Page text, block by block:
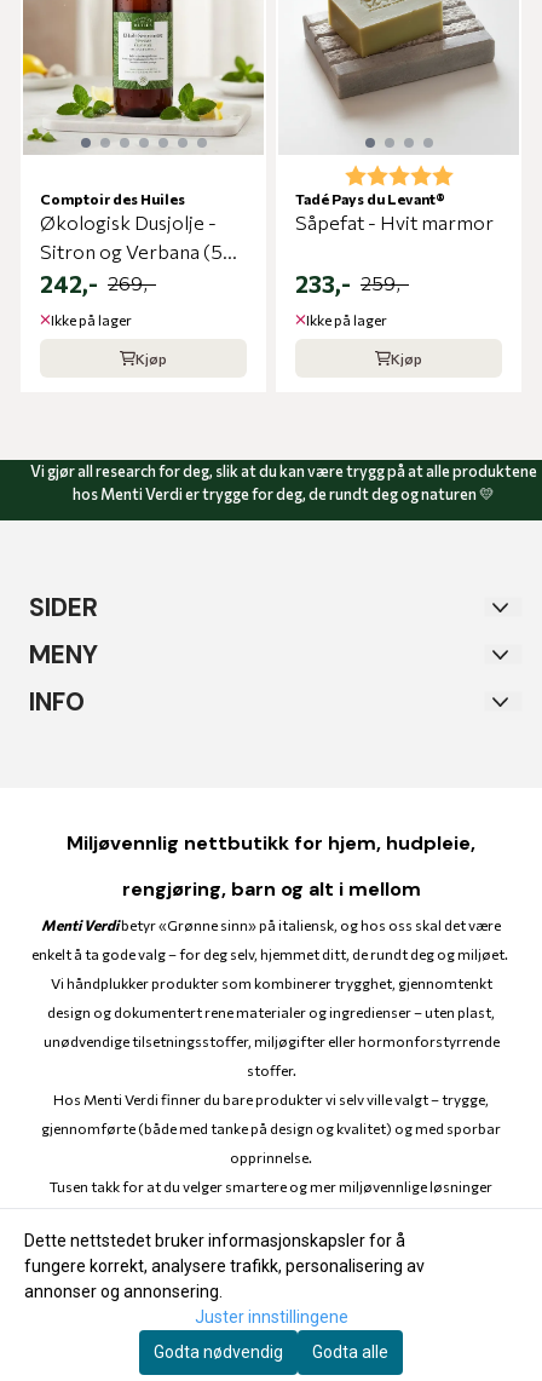
Comptoir des Huiles
Økologisk Dusjolje -
Sitron og Verbana (500
ml)
242,- 269,-
Ikke på lager
Kjøp
Karakter: 5.0 av 5
Tadé Pays du Levant®
Såpefat - Hvit marmor
233,- 259,-
Ikke på lager
Kjøp
Vi gjør all research for deg, slik at du kan være trygg på at alle produktene
hos Menti Verdi er trygge for deg, de rundt deg og naturen 💛
SIDER
Sertifiseringer
Nyhetsbrev
Salg og Tilbud
Kontakt oss
Personvern
Salgsbetingelser
MENY
Sertifiseringer
Hjem
Kontakt oss
Bedriftstilbud
INFO
Tlf:40600604
post@mentiverdi.com
Miljøvennlig nettbutikk for hjem, hudpleie,
rengjøring, barn og alt i mellom
Menti Verdibetyr «Grønne sinn» på italiensk, og hos oss skal det være
enkelt å ta gode valg – for deg selv, hjemmet ditt, de rundt deg og miljøet.
Vi håndplukker produkter som kombinerer trygghet, gjennomtenkt
design og dokumentert rene materialer og ingredienser – uten plast,
unødvendige tilsetningsstoffer, miljøgifter eller hormonforstyrrende
stoffer.
Hos Menti Verdi finner du bare produkter vi selv ville valgt – trygge,
gjennomførte (både med tanke på design og kvalitet) og med sporbar
opprinnelse.
Tusen takk for at du velger smartere og mer miljøvennlige løsninger
📲 Få tips til en mer miljøsnill hverdag i feeden
din:
Dette nettstedet bruker informasjonskapsler for å
fungere korrekt, analysere trafikk, personalisering av
annonser og annonsering.
Juster innstillingene
Godta nødvendig
Godta alle